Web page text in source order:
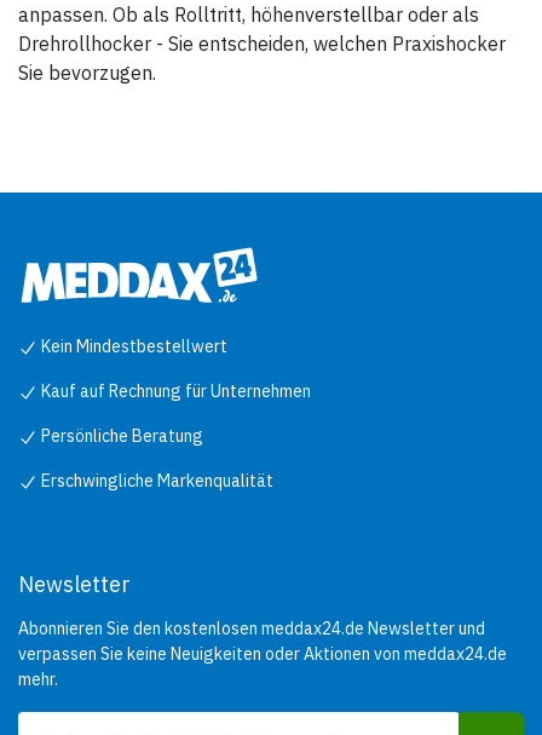
anpassen. Ob als Rolltritt, höhenverstellbar oder als
Drehrollhocker - Sie entscheiden, welchen Praxishocker
Sie bevorzugen.
Kein Mindestbestellwert
Kauf auf Rechnung für Unternehmen
Persönliche Beratung
Erschwingliche Markenqualität
Newsletter
Abonnieren Sie den kostenlosen meddax24.de Newsletter und
verpassen Sie keine Neuigkeiten oder Aktionen von meddax24.de
mehr.